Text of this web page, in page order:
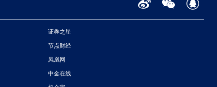
证券之星
节点财经
凤凰网
中金在线